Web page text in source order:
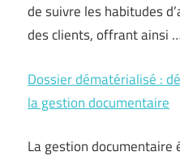
de suivre les habitudes
des clients, offrant ainsi
Dossier dématérialisé :
la gestion documentaire
La gestion documentaire